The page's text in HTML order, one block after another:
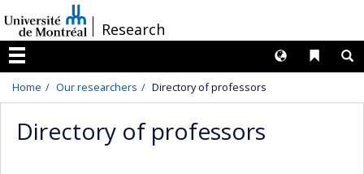
au
contenu
/Research
Menu
Liens
Langues
Home Our researchers Directory of professors
Directory of professors